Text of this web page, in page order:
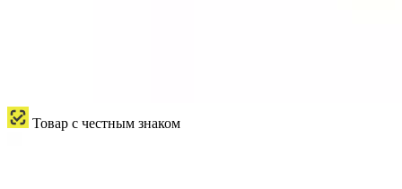
Товар с честным знаком